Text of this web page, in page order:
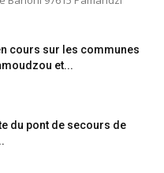
cours sur les communes
et...
du pont de secours de